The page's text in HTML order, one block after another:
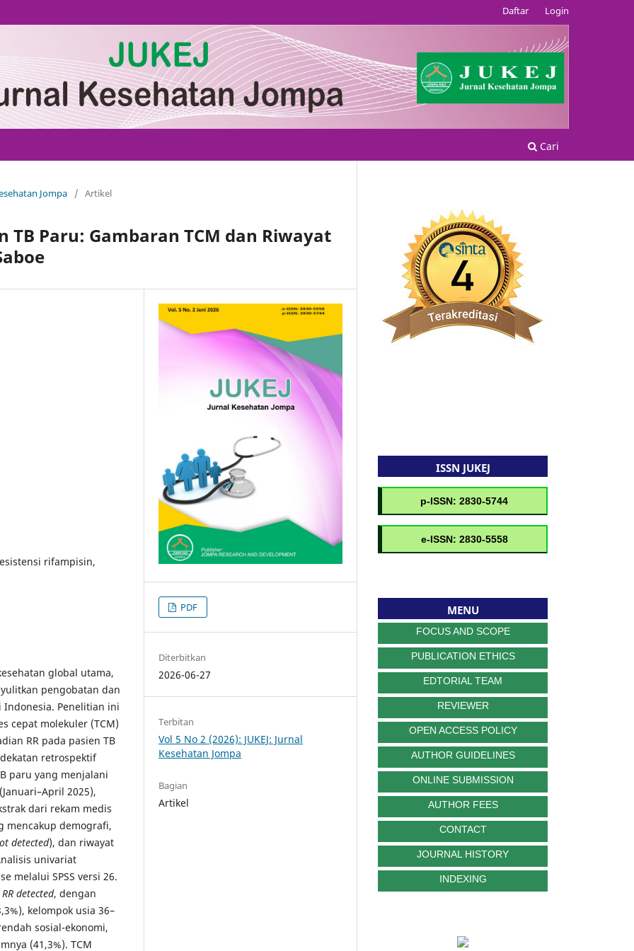
Cari
Daftar Login
Jompa / Artikel
TB Paru: Gambaran TCM dan Riwayat
rifampisin,
global utama,
pengobatan dan
Penelitian ini
cepat molekuler (TCM)
RR pada pasien TB
retrospektif
paru yang menjalani
2025),
dari rekam medis
mencakup demografi,
detected), dan riwayat
univariat
melalui SPSS versi 26.
RR detected, dengan
kelompok usia 36–
sosial-ekonomi,
(41,3%). TCM
PDF
Diterbitkan
2026-06-27
Terbitan
Vol 5 No 2 (2026): JUKEJ: Jurnal
Kesehatan Jompa
Bagian
Artikel
ISSN JUKEJ
MENU
FOCUS AND SCOPE
PUBLICATION ETHICS
EDTORIAL TEAM
REVIEWER
OPEN ACCESS POLICY
AUTHOR GUIDELINES
ONLINE SUBMISSION
AUTHOR FEES
CONTACT
JOURNAL HISTORY
INDEXING